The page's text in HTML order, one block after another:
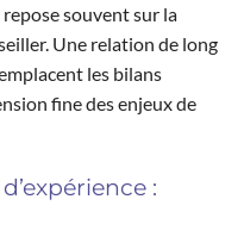
souvent sur la
Une relation de long
les bilans
fine des enjeux de
: